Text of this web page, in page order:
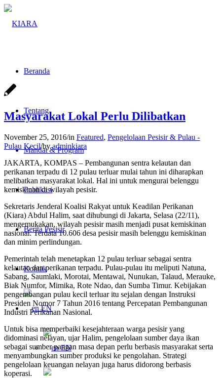
Beranda
Tentang
Mandat & Program
Publikasi
Berita Pesisir
Kontak
EN
EN
Masyarakat Lokal Perlu Dilibatkan
November 25, 2016/in Featured, Pengelolaan Pesisir & Pulau -
Pulau Kecil/byadminkiara
JAKARTA, KOMPAS – Pembangunan sentra kelautan dan
perikanan terpadu di 12 pulau terluar mulai tahun ini diharapkan
melibatkan masyarakat lokal. Hal ini untuk mengurai belenggu
kemiskinan di wilayah pesisir.
Sekretaris Jenderal Koalisi Rakyat untuk Keadilan Perikanan
(Kiara) Abdul Halim, saat dihubungi di Jakarta, Selasa (22/11),
mengemukakan, wilayah pesisir masih menjadi pusat kemiskinan
nasional. Terdata 10.606 desa pesisir masih belenggu kemiskinan
dan minim perlindungan.
Pemerintah telah menetapkan 12 pulau terluar sebagai sentra
kelautan dan perikanan terpadu. Pulau-pulau itu meliputi Natuna,
Sabang, Saumlaki, Morotai, Mentawai, Nunukan, Talaud, Merauke,
Biak Numfor, Mimika, Rote Ndao, dan Sumba Timur. Kebijakan
pengembangan pulau kecil terluar itu sejalan dengan Instruksi
Presiden Nomor 7 Tahun 2016 tentang Percepatan Pembangunan
Industri Perikanan Nasional.
Untuk bisa memperbaiki kesejahteraan warga pesisir yang
didominasi nelayan, ujar Halim, pengelolaan sumber daya ikan
sebagai sumber pangan masa depan perlu berbasis masyarakat serta
menyambungkan sumber produksi ke pengolahan. Strategi
pengelolaan keuangan nelayan juga harus didorong berbasis
koperasi.